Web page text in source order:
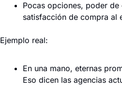
Pocas opciones, poder
satisfacción de compra al
Ejemplo real:
En una mano, eternas
Eso dicen las agencias